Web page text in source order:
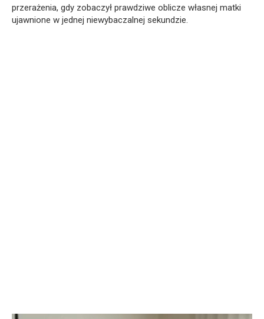
przerażenia, gdy zobaczył prawdziwe oblicze własnej matki
ujawnione w jednej niewybaczalnej sekundzie.